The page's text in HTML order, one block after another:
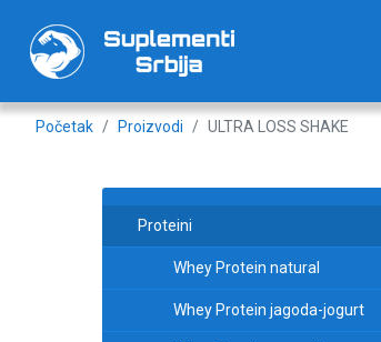
Početak Proizvodi ULTRA LOSS SHAKE
Proteini
Whey Protein natural
Whey Protein jagoda-jogurt